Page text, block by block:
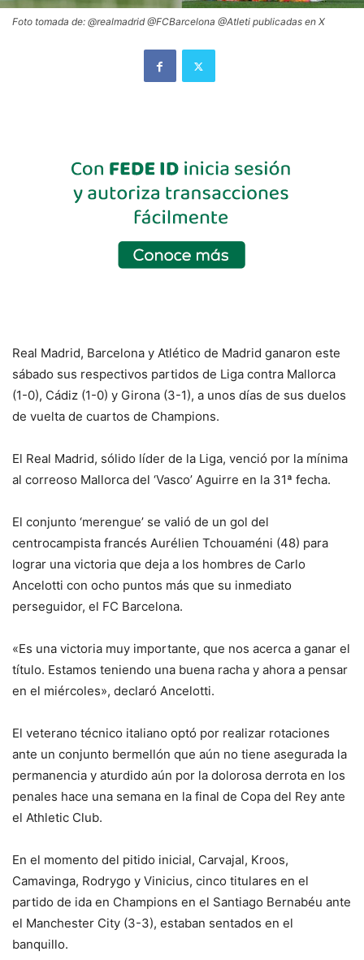
Foto tomada de: @realmadrid @FCBarcelona @Atleti publicadas en X
Real Madrid, Barcelona y Atlético de Madrid ganaron este
sábado sus respectivos partidos de Liga contra Mallorca
(1-0), Cádiz (1-0) y Girona (3-1), a unos días de sus duelos
de vuelta de cuartos de Champions.
El Real Madrid, sólido líder de la Liga, venció por la mínima
al correoso Mallorca del ‘Vasco’ Aguirre en la 31ª fecha.
El conjunto ‘merengue’ se valió de un gol del
centrocampista francés Aurélien Tchouaméni (48) para
lograr una victoria que deja a los hombres de Carlo
Ancelotti con ocho puntos más que su inmediato
perseguidor, el FC Barcelona.
«Es una victoria muy importante, que nos acerca a ganar el
título. Estamos teniendo una buena racha y ahora a pensar
en el miércoles», declaró Ancelotti.
El veterano técnico italiano optó por realizar rotaciones
ante un conjunto bermellón que aún no tiene asegurada la
permanencia y aturdido aún por la dolorosa derrota en los
penales hace una semana en la final de Copa del Rey ante
el Athletic Club.
En el momento del pitido inicial, Carvajal, Kroos,
Camavinga, Rodrygo y Vinicius, cinco titulares en el
partido de ida en Champions en el Santiago Bernabéu ante
el Manchester City (3-3), estaban sentados en el
banquillo.